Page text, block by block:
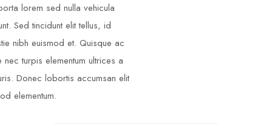
lorem sed nulla vehicula
Sed tincidunt elit tellus, id
nibh euismod et. Quisque ac
nec turpis elementum ultrices a
Donec lobortis accumsan elit
elementum.